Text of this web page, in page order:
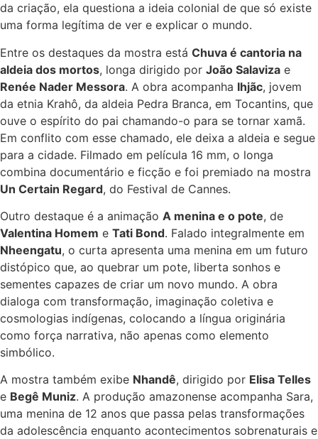
da criação, ela questiona a ideia colonial de que só existe
uma forma legítima de ver e explicar o mundo.
Entre os destaques da mostra está Chuva é cantoria na
aldeia dos mortos, longa dirigido por João Salaviza e
Renée Nader Messora. A obra acompanha Ihjãc, jovem
da etnia Krahô, da aldeia Pedra Branca, em Tocantins, que
ouve o espírito do pai chamando-o para se tornar xamã.
Em conflito com esse chamado, ele deixa a aldeia e segue
para a cidade. Filmado em película 16 mm, o longa
combina documentário e ficção e foi premiado na mostra
Un Certain Regard, do Festival de Cannes.
Outro destaque é a animação A menina e o pote, de
Valentina Homem e Tati Bond. Falado integralmente em
Nheengatu, o curta apresenta uma menina em um futuro
distópico que, ao quebrar um pote, liberta sonhos e
sementes capazes de criar um novo mundo. A obra
dialoga com transformação, imaginação coletiva e
cosmologias indígenas, colocando a língua originária
como força narrativa, não apenas como elemento
simbólico.
A mostra também exibe Nhandê, dirigido por Elisa Telles
e Begê Muniz. A produção amazonense acompanha Sara,
uma menina de 12 anos que passa pelas transformações
da adolescência enquanto acontecimentos sobrenaturais e